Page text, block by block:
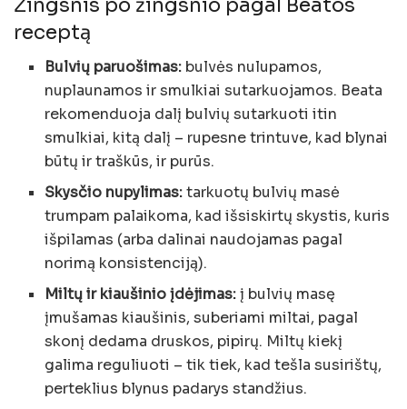
receptą
Bulvių paruošimas: bulvės nulupamos,
nuplaunamos ir smulkiai sutarkuojamos. Beata
rekomenduoja dalį bulvių sutarkuoti itin
smulkiai, kitą dalį – rupesne trintuve, kad blynai
būtų ir traškūs, ir purūs.
Skysčio nupylimas:tarkuotų bulvių masė
trumpam palaikoma, kad išsiskirtų skystis, kuris
išpilamas (arba dalinai naudojamas pagal
norimą konsistenciją).
Miltų ir kiaušinio įdėjimas:į bulvių masę
įmušamas kiaušinis, suberiami miltai, pagal
skonį dedama druskos, pipirų. Miltų kiekį
galima reguliuoti – tik tiek, kad tešla susirištų,
perteklius blynus padarys standžius.